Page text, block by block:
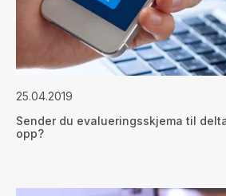
25.04.2019
Sender du evalueringsskjema til
opp?